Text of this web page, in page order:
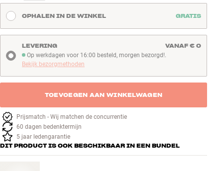
OPHALEN IN DE WINKEL GRATIS
Op werkdagen voor 16:00 besteld, morgen bezorgd!
Op werkdagen voor 16:00 besteld, morgen bezorgd!.
Bekijk bezorgmethoden
LEVERING VANAF € 0
TOEVOEGEN AAN WINKELWAGEN
Prijsmatch - Wij matchen de concurrentie
60 dagen bedenktermijn
5 jaar ledengarantie
DIT PRODUCT IS OOK BESCHIKBAAR IN EEN BUNDEL